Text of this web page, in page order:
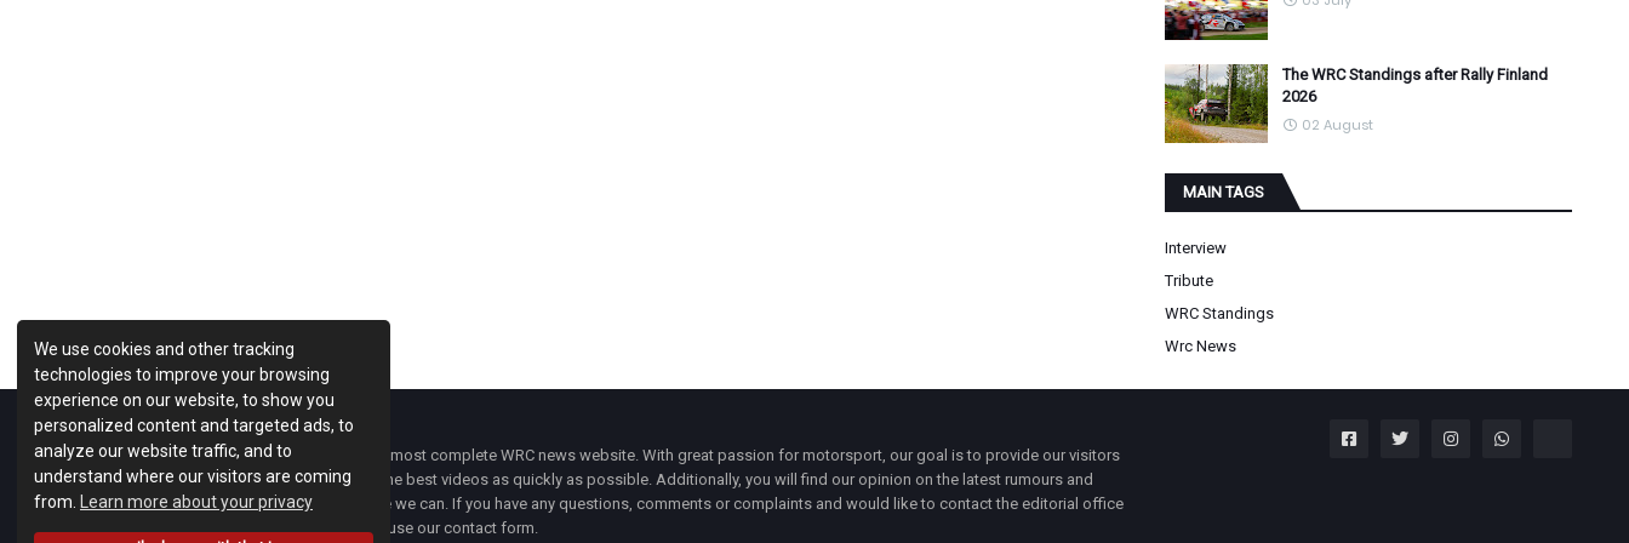
We use cookies and other tracking
technologies to improve your browsing
experience on our website, to show you
personalized content and targeted ads, to
analyze our website traffic, and to
understand where our visitors are coming
from.
Learn more about your privacy
The WRC Standings after Rally Finland
2026
02 August
MAIN TAGS
Interview
Tribute
WRC Standings
Wrc News
WRC Fanatix
is one of the most complete WRC news website. With great passion for motorsport, our goal is to provide our visitors
with the latest news and the best videos as quickly as possible. Additionally, you will find our opinion on the latest rumours and
developments everywhere we can. If you have any questions, comments or complaints and would like to contact the editorial office
ofWRC FANATIXyou can use our contact form.